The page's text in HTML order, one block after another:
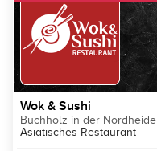
Wok & Sushi
Buchholz in der Nordheide
Asiatisches Restaurant